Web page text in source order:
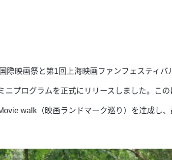
際映画祭と第1回上海映画ファンフェスティ
プログラムを正式にリリースしました。こ
walk（映画ランドマーク巡り）を達成し